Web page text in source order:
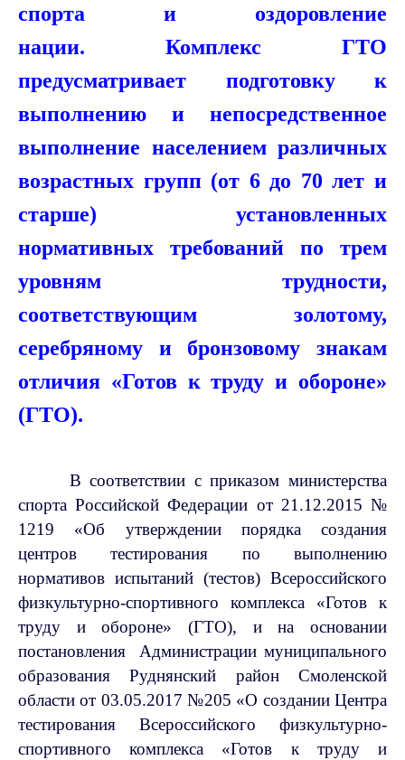
спорта и оздоровление
нации. Комплекс ГТО
предусматривает подготовку к
выполнению и непосредственное
выполнение населением различных
возрастных групп (от 6 до 70 лет и
старше) установленных
нормативных требований по трем
уровням трудности,
соответствующим золотому,
серебряному и бронзовому знакам
отличия «Готов к труду и обороне»
(ГТО).
В соответствии с приказом министерства
спорта Российской Федерации от 21.12.2015 №
1219 «Об утверждении порядка создания
центров тестирования по выполнению
нормативов испытаний (тестов) Всероссийского
физкультурно-спортивного комплекса «Готов к
труду и обороне» (ГТО), и на основании
постановления Администрации муниципального
образования Руднянский район Смоленской
области от 03.05.2017 №205 «О создании Центра
тестирования Всероссийского физкультурно-
спортивного комплекса «Готов к труду и